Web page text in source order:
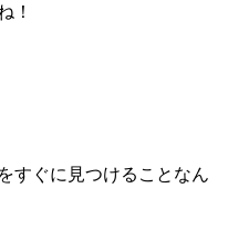
！
すぐに見つけることなん